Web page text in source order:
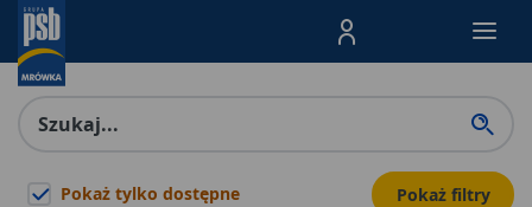
Menu Produktów,
Pokaż tylko dostępne Pokaż filtry